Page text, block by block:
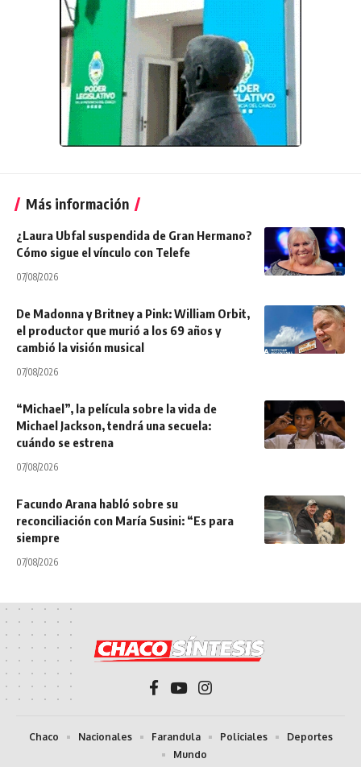
Más información
¿Laura Ubfal suspendida de Gran Hermano?
Cómo sigue el vínculo con Telefe
07/08/2026
De Madonna y Britney a Pink: William Orbit,
el productor que murió a los 69 años y
cambió la visión musical
07/08/2026
“Michael”, la película sobre la vida de
Michael Jackson, tendrá una secuela:
cuándo se estrena
07/08/2026
Facundo Arana habló sobre su
reconciliación con María Susini: “Es para
siempre
07/08/2026
Chaco Nacionales Farandula Policiales
Deportes
Mundo